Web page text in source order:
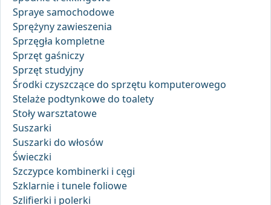
Spraye samochodowe
Sprężyny zawieszenia
Sprzęgła kompletne
Sprzęt gaśniczy
Sprzęt studyjny
Środki czyszczące do sprzętu komputerowego
Stelaże podtynkowe do toalety
Stoły warsztatowe
Suszarki
Suszarki do włosów
Świeczki
Szczypce kombinerki i cęgi
Szklarnie i tunele foliowe
Szlifierki i polerki